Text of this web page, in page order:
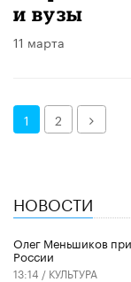
и вузы
11 марта
1 2 Далее
НОВОСТИ
Олег Меньшиков
России
13:14 / КУЛЬТУРА